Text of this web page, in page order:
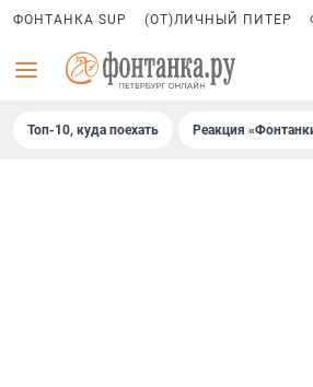
ФОНТАНКА SUP (ОТ)ЛИЧНЫЙ ПИТЕР
Топ-10, куда поехать Реакция